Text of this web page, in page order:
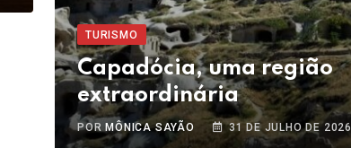
TURISMO
Capadócia, uma região
extraordinária
POR MÔNICA SAYÃO 31 DE JULHO DE 2026